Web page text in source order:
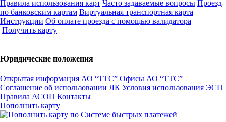
Правила использования карт Часто задаваемые вопросы Проезд
по банковским картам Виртуальная транспортная карта
Инструкции Об оплате проезда с помощью валидатора
Получить карту
Юридические положения
Открытая информация АО “ТТС” Офисы АО “ТТС”
Соглашение об использовании ЛК Условия использования ЭСП
Правила АСОП Контакты
Пополнить карту